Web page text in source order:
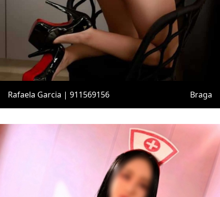
Rafaela Garcia | 911569156 Braga